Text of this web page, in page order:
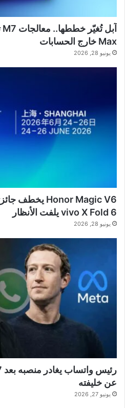
Max خارج الحسابات
يونيو 28, 2026
vivo X Fold 6 يلفت الأنظار
يونيو 28, 2026
عن خليفته
يونيو 27, 2026